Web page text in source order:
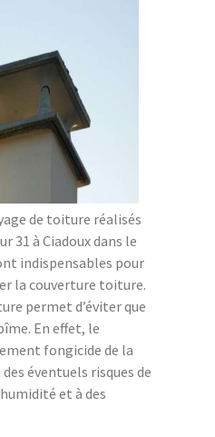
de toiture réalisés
31 à Ciadoux dans le
indispensables pour
la couverture toiture.
permet d’éviter que
En effet, le
fongicide de la
éventuels risques de
et à des